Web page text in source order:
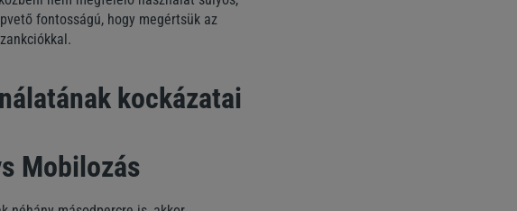
fontosságú, hogy megértsük az
kockázatai
Mobilozás